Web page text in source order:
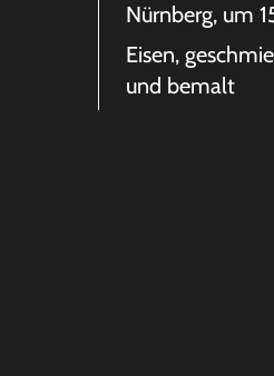
Nürnberg, um
Eisen,
und bemalt